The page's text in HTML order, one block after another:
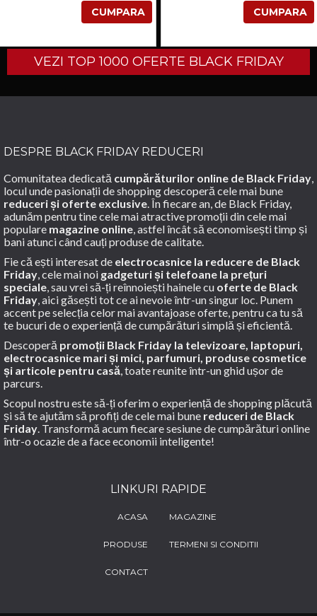
EAU DE
TOILETTE
BARBATI
100 ML
CUMPARA
BUTT
PLUG-URI
CUMPARA
VEZI TOP 1000 OFERTE BLACK FRIDAY
DESPRE BLACK FRIDAY REDUCERI
Comunitatea dedicată cumpărăturilor online de Black Friday
locul unde pasionații de shopping descoperă cele mai bune
reduceri și oferte exclusive . În fiecare an, de Black Friday,
adunăm pentru tine cele mai atractive promoții din cele mai
populare magazine online , astfel încât să economisești timp și
bani atunci când cauți produse de calitate.
Fie că ești interesat de electrocasnice la reducere de Black
Friday , cele mai noi gadgeturi și telefoane la prețuri
speciale , sau vrei să-ți reînnoiești hainele cu oferte de Black
Friday , aici găsești tot ce ai nevoie într-un singur loc. Punem
accent pe selecția celor mai avantajoase oferte, pentru ca tu să
te bucuri de o experiență de cumpărături simplă și eficientă.
Descoperă promoții Black Friday la televizoare, laptopuri,
electrocasnice mari și mici, parfumuri, produse cosmetice
și articole pentru casă , toate reunite într-un ghid ușor de
parcurs.
Scopul nostru este să-ți oferim o experiență de shopping plăcută
și să te ajutăm să profiți de cele mai bune reduceri de Black
Friday . Transformă acum fiecare sesiune de cumpărături online
într-o ocazie de a face economii inteligente!
LINKURI RAPIDE
ACASA
PRODUSE
CONTACT
MAGAZINE
TERMENI SI CONDITII